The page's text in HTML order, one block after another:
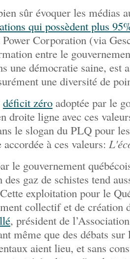
sûr évoquer les médias
qui possèdent plus
Corporation (via
entre le
une démocratie saine, est
une diversité de
déficit zéro adoptée par le
droite ligne avec ces
le slogan du PLQ pour
à ces valeurs:
le gouvernement
gaz de schistes tend
exploitation pour le
collectif et de création
, président de
même que des débats sur
aient lieu, et sans